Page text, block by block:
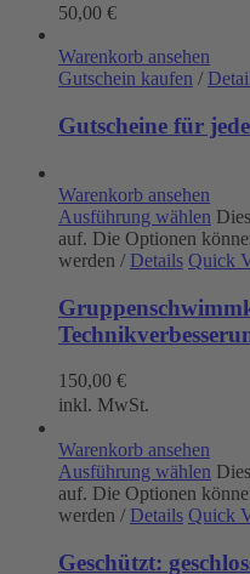
50,00 €
Warenkorb ansehen
Gutschein kaufen /
Gutscheine für
Warenkorb ansehen
Ausführung wählen
auf. Die Optionen
werden / Details Quick
150,00 €
inkl. MwSt.
Warenkorb ansehen
Ausführung wählen
auf. Die Optionen
werden / Details Quick
Geschützt: